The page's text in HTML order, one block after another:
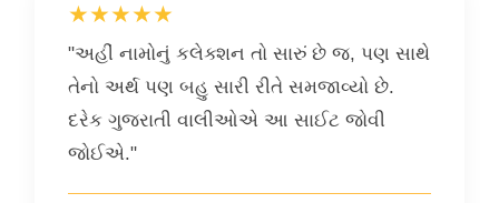
★★★★★
"અહીં નામોનું કલેક્શન તો સારું છે જ, પણ સાથે
તેનો અર્થ પણ બહુ સારી રીતે સમજાવ્યો છે.
દરેક ગુજરાતી વાલીઓએ આ સાઈટ જોવી
જોઈએ."